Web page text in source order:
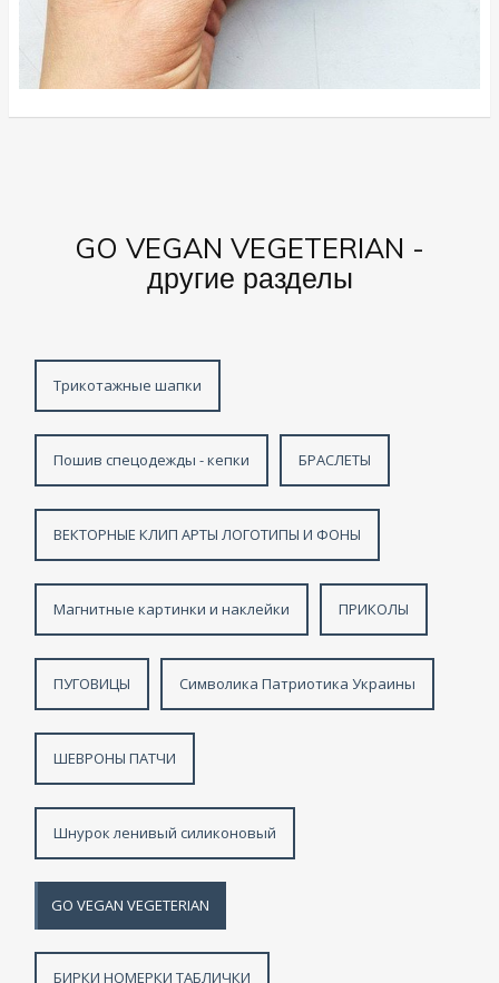
GO VEGAN VEGETERIAN -
другие разделы
Трикотажные шапки
Пошив спецодежды - кепки БРАСЛЕТЫ
ВЕКТОРНЫЕ КЛИП АРТЫ ЛОГОТИПЫ И ФОНЫ
Магнитные картинки и наклейки ПРИКОЛЫ
ПУГОВИЦЫ Символика Патриотика Украины
ШЕВРОНЫ ПАТЧИ
Шнурок ленивый силиконовый
GO VEGAN VEGETERIAN
БИРКИ НОМЕРКИ ТАБЛИЧКИ